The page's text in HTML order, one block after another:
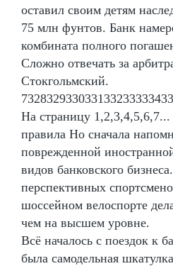
оставил своим детям
75 млн фунтов. Банк
комбината полного
Сложно отвечать за
Стокгольмский.
На страницу
правила Но сначала
поврежденной
видов банковского
перспективных
шоссейном велоспорте
чем на высшем уровне.
Всё началось с поездок к
была самодельная